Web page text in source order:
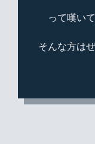
って嘆い
そんな方は